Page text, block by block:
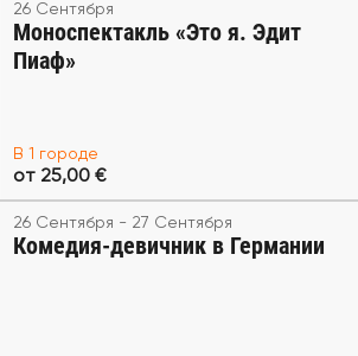
26 Сентября
Моноспектакль «Это я. Эдит
Пиаф»
В 1 городе
от 25,00 €
26 Сентября - 27 Сентября
Комедия-девичник в Германии